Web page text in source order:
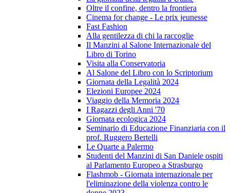
Oltre il confine, dentro la frontiera
Cinema for change - Le prix jeunesse
Fast Fashion
Alla gentilezza di chi la raccoglie
Il Manzini al Salone Internazionale del
Libro di Torino
Visita alla Conservatoria
Al Salone del Libro con lo Scriptorium
Giornata della Legalità 2024
Elezioni Europee 2024
Viaggio della Memoria 2024
I Ragazzi degli Anni '70
Giornata ecologica 2024
Seminario di Educazione Finanziaria con il
prof. Ruggero Bertelli
Le Quarte a Palermo
Studenti del Manzini di San Daniele ospiti
al Parlamento Europeo a Strasburgo
Flashmob - Giornata internazionale per
l'eliminazione della violenza contro le